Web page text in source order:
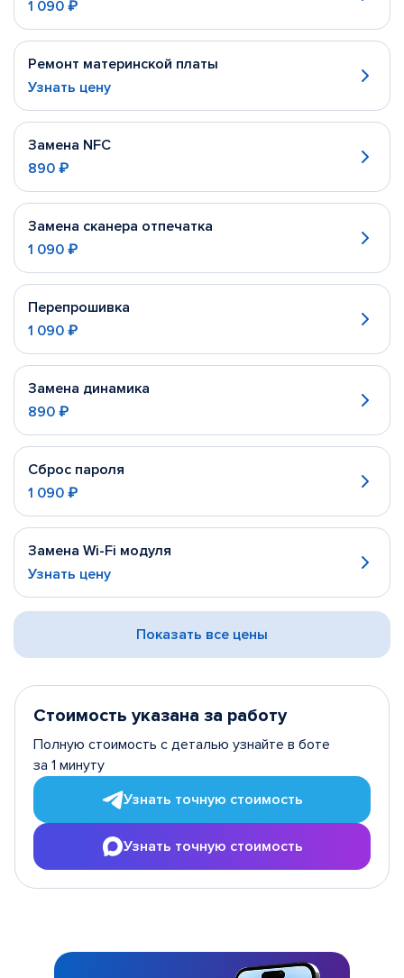
1 090 ₽
Ремонт материнской платы
Узнать цену
Замена NFC
890 ₽
Замена сканера отпечатка
1 090 ₽
Перепрошивка
1 090 ₽
Замена динамика
890 ₽
Сброс пароля
1 090 ₽
Замена Wi-Fi модуля
Узнать цену
Показать все цены
Стоимость указана за работу
Полную стоимость с деталью узнайте в боте
за 1 минуту
Узнать точную стоимость
Узнать точную стоимость